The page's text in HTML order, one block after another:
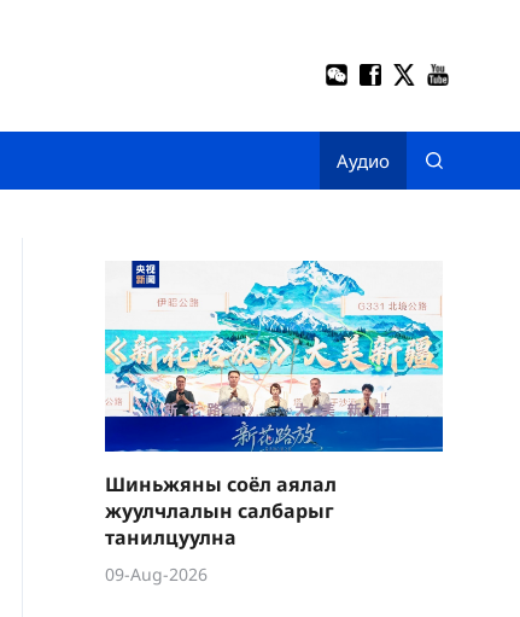
Аудио
Шиньжяны соёл аялал
жуулчлалын салбарыг
танилцуулна
09-Aug-2026